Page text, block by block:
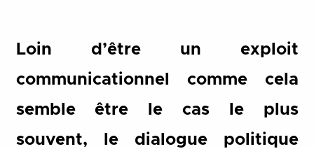
Loin d’être un exploit
communicationnel comme cela
semble être le cas le plus
souvent, le dialogue politique